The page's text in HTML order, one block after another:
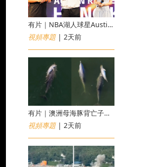
有片｜NBA湖人球星Austin Reaves訪港 修頓與青少年交流球技
視頻專題| 2天前
有片｜澳洲母海豚背亡子漂流6日不願離開 專家：極度悲傷下的哀悼行為
視頻專題| 2天前